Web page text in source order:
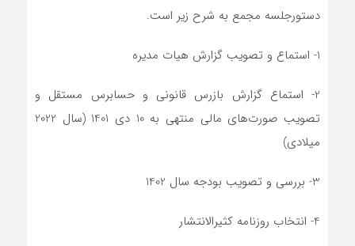
دستورجلسه مجمع به شرح زیر است.
1- استماع و تصویب گزارش هیات مدیره
2- استماع گزارش بازرس قانونی و حسابرس مستقل و
تصویب صورت‌های مالی منتهی به 10 دی 1401 (سال 2022
میلادی)
3- بررسی و تصویب بودجه سال 1402
4- انتخاب روزنامه کثیرالانتشار